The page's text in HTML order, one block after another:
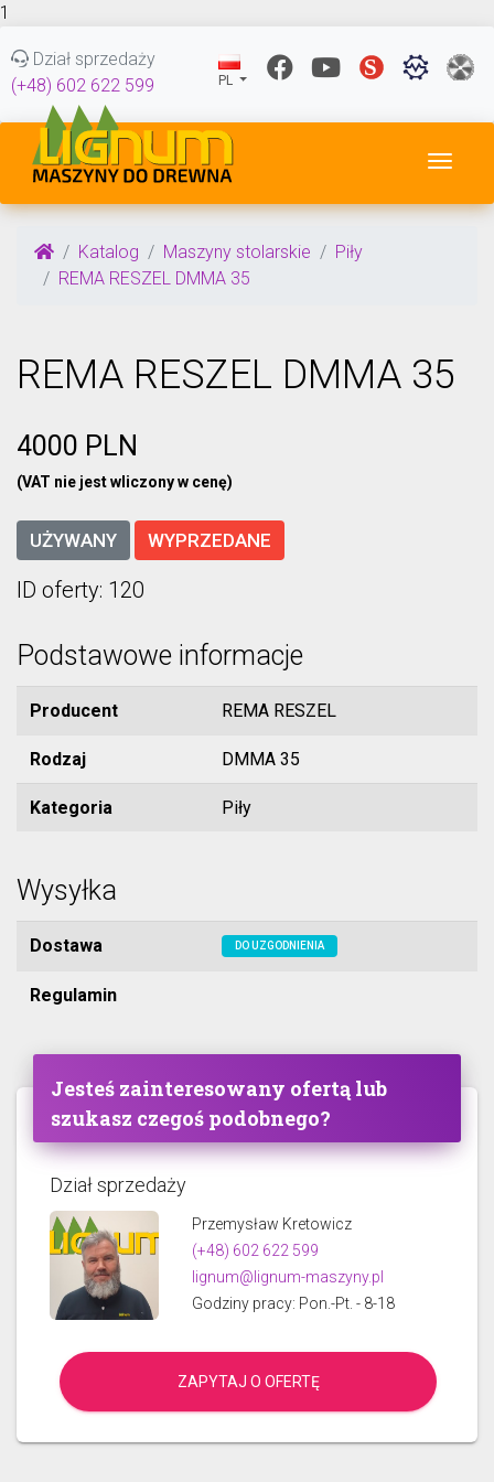
1
Dział sprzedaży
(+48) 602 622 599
PL
Katalog Maszyny stolarskie
Piły
REMA RESZEL DMMA 35
REMA RESZEL DMMA 35
4000 PLN
(VAT nie jest wliczony w cenę)
UŻYWANY WYPRZEDANE
ID oferty: 120
Podstawowe informacje
Producent REMA RESZEL
Rodzaj DMMA 35
Kategoria Piły
Wysyłka
Dostawa DO UZGODNIENIA
Regulamin
Jesteś zainteresowany ofertą lub
szukasz czegoś podobnego?
Dział sprzedaży
Przemysław Kretowicz
(+48) 602 622 599
lignum@lignum-maszyny.pl
Godziny pracy: Pon.-Pt. - 8-18
ZAPYTAJ O OFERTĘ